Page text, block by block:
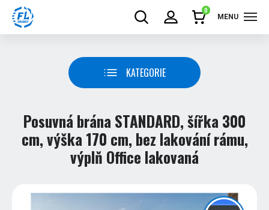
0
MENU
KATEGORIE
Posuvná brána STANDARD, šířka 300
cm, výška 170 cm, bez lakování rámu,
výplň Office lakovaná